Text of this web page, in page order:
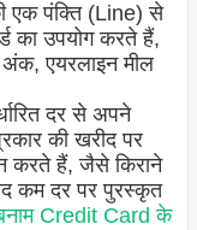
एक पंक्ति (Line) से
का उपयोग करते हैं,
एयरलाइन मील
दर से अपने
की खरीद पर
करते हैं, जैसे किराने
कम दर पर पुरस्कृत
Credit Card के